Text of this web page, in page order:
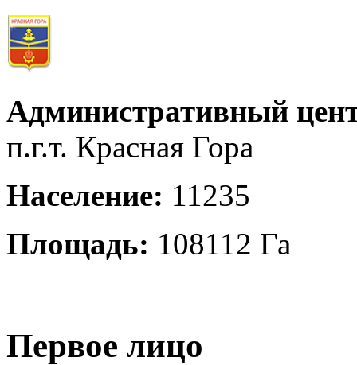
Административный
п.г.т. Красная Гора
Население: 11235
Площадь: 108112 Га
Первое лицо